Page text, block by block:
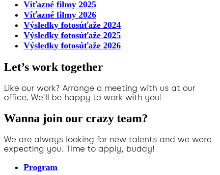
Víťazné filmy 2025
Víťazné filmy 2026
Výsledky fotosúťaže 2024
Výsledky fotosúťaže 2025
Výsledky fotosúťaže 2026
Let’s work together
Like our work? Arrange a meeting with us at our
office, We'll be happy to work with you!
Wanna join our crazy team?
We are always looking for new talents and we were
expecting you. Time to apply, buddy!
Program